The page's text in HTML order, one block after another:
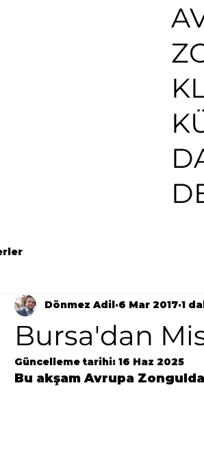
Bursa'dan
Dönmez Adil 6 Mar 2017 1
Güncelleme tarihi: 16 Haz 2025
Bu akşam Avrupa